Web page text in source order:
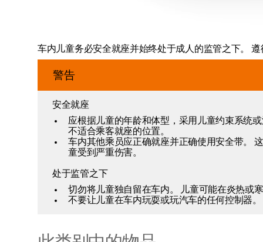
车内儿童务必安全就座并始终处于成人的监管之下。
警告
安全就座
应根据儿童的年龄和体型，采用儿童约束系统
不适合乘客就座的位置。
车内其他乘员应正确就座并正确使用安全带。
童受到严重伤害。
处于监管之下
切勿将儿童独自留在车内。 儿童可能在炎热或
不要让儿童在车内玩耍或玩汽车的任何控制器